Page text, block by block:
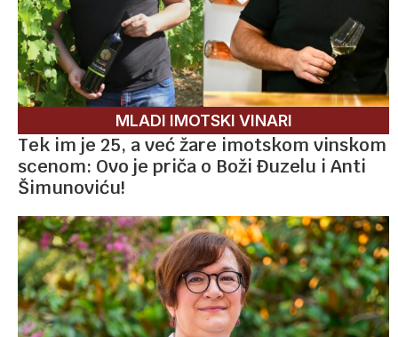
MLADI IMOTSKI VINARI
Tek im je 25, a već žare imotskom vinskom
scenom: Ovo je priča o Boži Đuzelu i Anti
Šimunoviću!